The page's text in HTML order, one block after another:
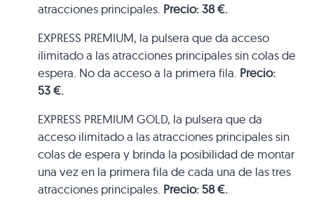
atracciones principales. Precio: 38 €.
EXPRESS PREMIUM, la pulsera que da acceso
ilimitado a las atracciones principales sin colas de
espera. No da acceso a la primera fila. Precio:
53 €.
EXPRESS PREMIUM GOLD, la pulsera que da
acceso ilimitado a las atracciones principales sin
colas de espera y brinda la posibilidad de montar
una vez en la primera fila de cada una de las tres
atracciones principales. Precio: 58 €.